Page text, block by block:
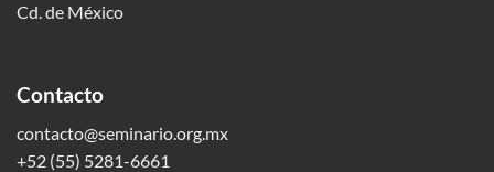
Cd. de México
Contacto
contacto@seminario.org.mx
+52 (55) 5281-6661